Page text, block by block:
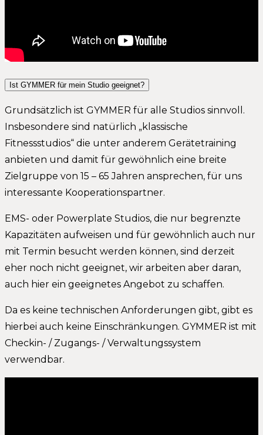
Ist GYMMER für mein Studio geeignet?
Grundsätzlich ist GYMMER für alle Studios sinnvoll.
Insbesondere sind natürlich „klassische
Fitnessstudios“ die unter anderem Gerätetraining
anbieten und damit für gewöhnlich eine breite
Zielgruppe von 15 – 65 Jahren ansprechen, für uns
interessante Kooperationspartner.
EMS- oder Powerplate Studios, die nur begrenzte
Kapazitäten aufweisen und für gewöhnlich auch nur
mit Termin besucht werden können, sind derzeit
eher noch nicht geeignet, wir arbeiten aber daran,
auch hier ein geeignetes Angebot zu schaffen.
Da es keine technischen Anforderungen gibt, gibt es
hierbei auch keine Einschränkungen. GYMMER ist mit
Checkin- / Zugangs- / Verwaltungssystem
verwendbar.